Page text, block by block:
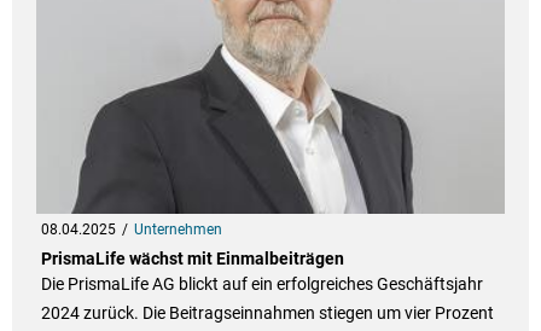
08.04.2025 Unternehmen
PrismaLife wächst mit Einmalbeiträgen
Die PrismaLife AG blickt auf ein erfolgreiches Geschäftsjahr
2024 zurück. Die Beitragseinnahmen stiegen um vier Prozent